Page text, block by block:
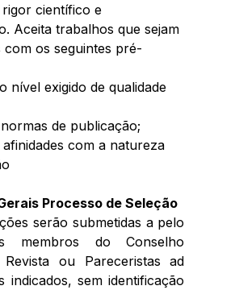
científico e
Aceita trabalhos que sejam
com os seguintes pré-
nível exigido de qualidade
de publicação;
com a natureza
Processo de Seleção
serão submetidas a pelo
membros do Conselho
ou Pareceristas ad
indicados, sem identificação